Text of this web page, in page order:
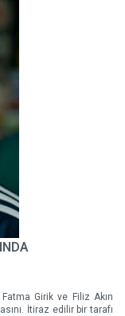
Girik ve Filiz Akın
İtiraz edilir bir tarafı